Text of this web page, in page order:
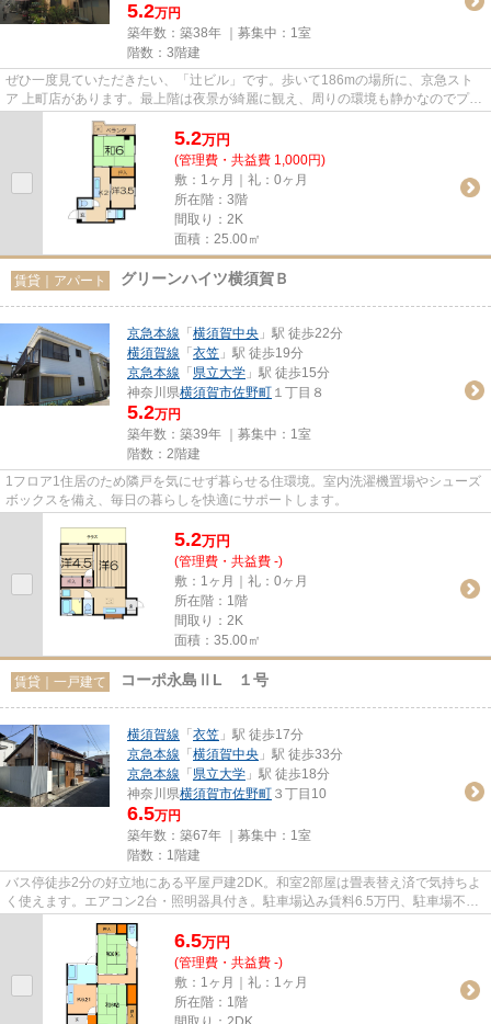
5.2万円
築年数：築38年 ｜募集中： 1室
階数：3階建
ぜひ一度見ていただきたい、「辻ビル」です。歩いて186mの場所に、京急スト
ア 上町店があります。最上階は夜景が綺麗に観え、周りの環境も静かなのでプラ
イベートな時間を楽しみたい方...
5.2万円
(管理費・共益費 1,000円)
敷：1ヶ月｜礼：0ヶ月
所在階：3階
間取り：2K
面積：25.00㎡
賃貸｜アパート グリーンハイツ横須賀Ｂ
京急本線 「 横須賀中央 」駅 徒歩22分
横須賀線 「 衣笠 」駅 徒歩19分
京急本線 「 県立大学 」駅 徒歩15分
神奈川県横須賀市佐野町 １丁目８
5.2万円
築年数：築39年 ｜募集中： 1室
階数：2階建
1フロア1住居のため隣戸を気にせず暮らせる住環境。室内洗濯機置場やシューズ
ボックスを備え、毎日の暮らしを快適にサポートします。
5.2万円
(管理費・共益費 -)
敷：1ヶ月｜礼：0ヶ月
所在階：1階
間取り：2K
面積：35.00㎡
賃貸｜一戸建て コーポ永島ⅡL １号
横須賀線 「 衣笠 」駅 徒歩17分
京急本線 「 横須賀中央 」駅 徒歩33分
京急本線 「 県立大学 」駅 徒歩18分
神奈川県横須賀市佐野町 ３丁目10
6.5万円
築年数：築67年 ｜募集中： 1室
階数：1階建
バス停徒歩2分の好立地にある平屋戸建2DK。和室2部屋は畳表替え済で気持ちよ
く使えます。エアコン2台・照明器具付き。駐車場込み賃料6.5万円、駐車場不要
の場合は6万円です。
6.5万円
(管理費・共益費 -)
敷：1ヶ月｜礼：1ヶ月
所在階：1階